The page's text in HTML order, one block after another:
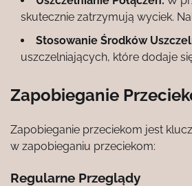
skutecznie zatrzymują wyciek.
Stosowanie Środków
uszczelniających, które dodaje
Zapobieganie
Zapobieganie przeciekom jest
w zapobieganiu przeciekom:
Regularne Przeglądy